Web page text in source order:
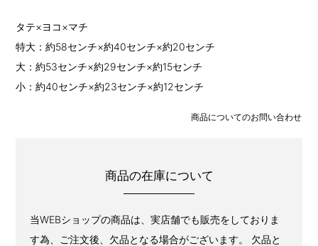
タテ×ヨコ×マチ
特大：約58センチ×約40センチ×約20センチ
大：約53センチ×約29センチ×約15センチ
小：約40センチ×約23センチ×約12センチ
商品についてのお問い合わせ
商品の在庫について
当WEBショップの商品は、実店舗でも販売をしておりま
す為、ご注文後、欠品となる場合がございます。 欠品と